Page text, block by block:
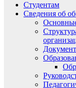
Студентам
Сведения об